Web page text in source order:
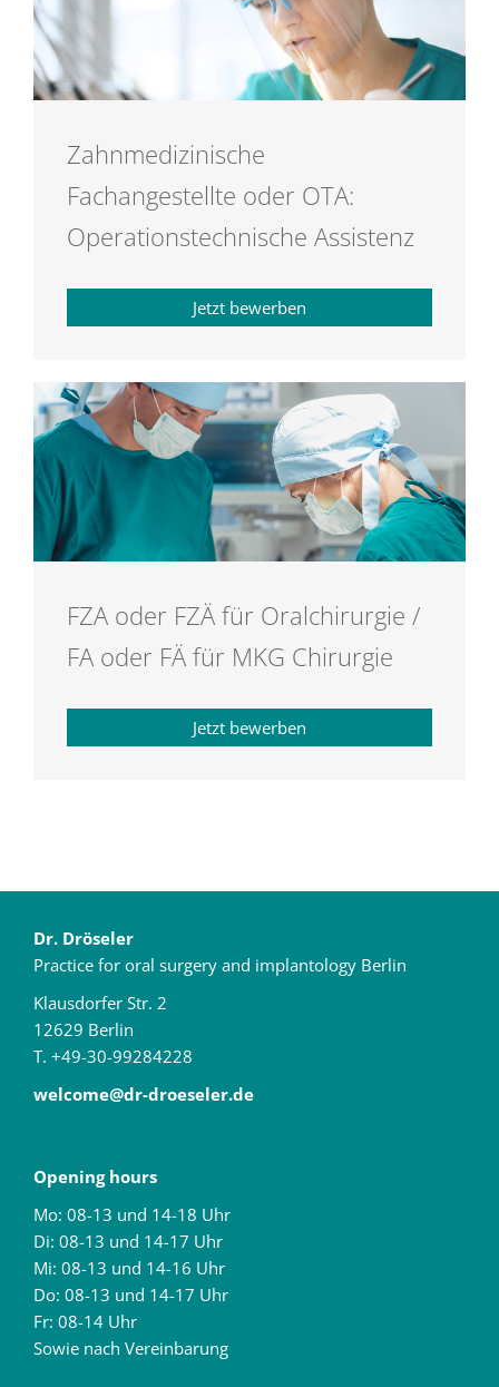
Zahnmedizinische
Fachangestellte oder OTA:
Operationstechnische Assistenz
Jetzt bewerben
FZA oder FZÄ für Oralchirurgie /
FA oder FÄ für MKG Chirurgie
Jetzt bewerben
Dr. Dröseler
Practice for oral surgery and implantology Berlin
Klausdorfer Str. 2
12629 Berlin
T. +49-30-99284228
welcome@dr-droeseler.de
Opening hours
Mo: 08-13 und 14-18 Uhr
Di: 08-13 und 14-17 Uhr
Mi: 08-13 und 14-16 Uhr
Do: 08-13 und 14-17 Uhr
Fr: 08-14 Uhr
Sowie nach Vereinbarung